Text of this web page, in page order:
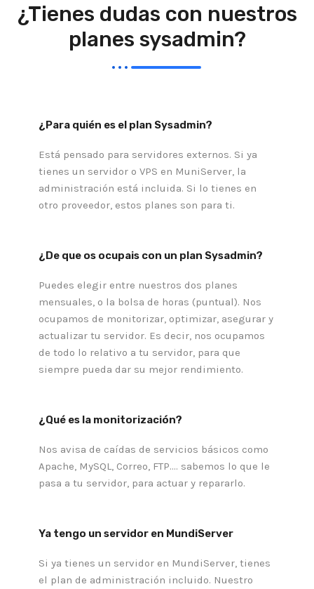
¿Tienes dudas con nuestros
planes sysadmin?
¿Para quién es el plan Sysadmin?
Está pensado para servidores externos. Si ya
tienes un servidor o VPS en MuniServer, la
administración está incluida. Si lo tienes en
otro proveedor, estos planes son para ti.
¿De que os ocupais con un plan Sysadmin?
Puedes elegir entre nuestros dos planes
mensuales, o la bolsa de horas (puntual). Nos
ocupamos de monitorizar, optimizar, asegurar y
actualizar tu servidor. Es decir, nos ocupamos
de todo lo relativo a tu servidor, para que
siempre pueda dar su mejor rendimiento.
¿Qué es la monitorización?
Nos avisa de caídas de servicios básicos como
Apache, MySQL, Correo, FTP.... sabemos lo que le
pasa a tu servidor, para actuar y repararlo.
Ya tengo un servidor en MundiServer
Si ya tienes un servidor en MundiServer, tienes
el plan de administración incluido. Nuestro